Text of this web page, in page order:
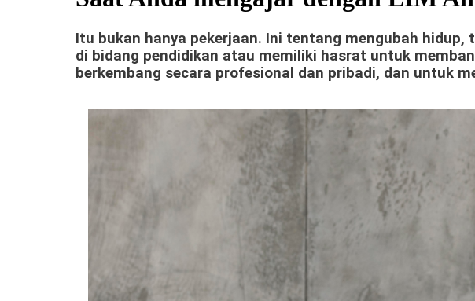
Itu bukan hanya pekerjaan. Ini tentang mengubah
di bidang pendidikan atau memiliki hasrat untuk
berkembang secara profesional dan pribadi, dan untuk